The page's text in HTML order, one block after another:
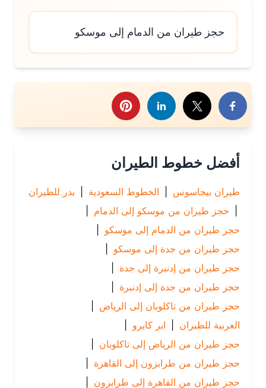
حجز طيران من الدمام إلى موسكو
هذا الموضوع
أفضل خطوط الطيران
طيران بيجاسوس | الخطوط السعودية | بدر للطيران
حجز طيران من موسكو إلى الدمام
|
حجز طيران من الدمام إلى موسكو |
حجز طيران من جدة إلى موسكو |
حجز طيران من إدنبرة إلى جدة
حجز طيران من جدة إلى إدنبرة |
حجز طيران من تاكلوبان إلى الرياض
|
العربية للطيران | اير كايرو
|
حجز طيران من الرياض إلى تاكلوبان |
حجز طيران من طرابزون إلى القاهرة |
حجز طيران من القاهرة إلى طرابزون |